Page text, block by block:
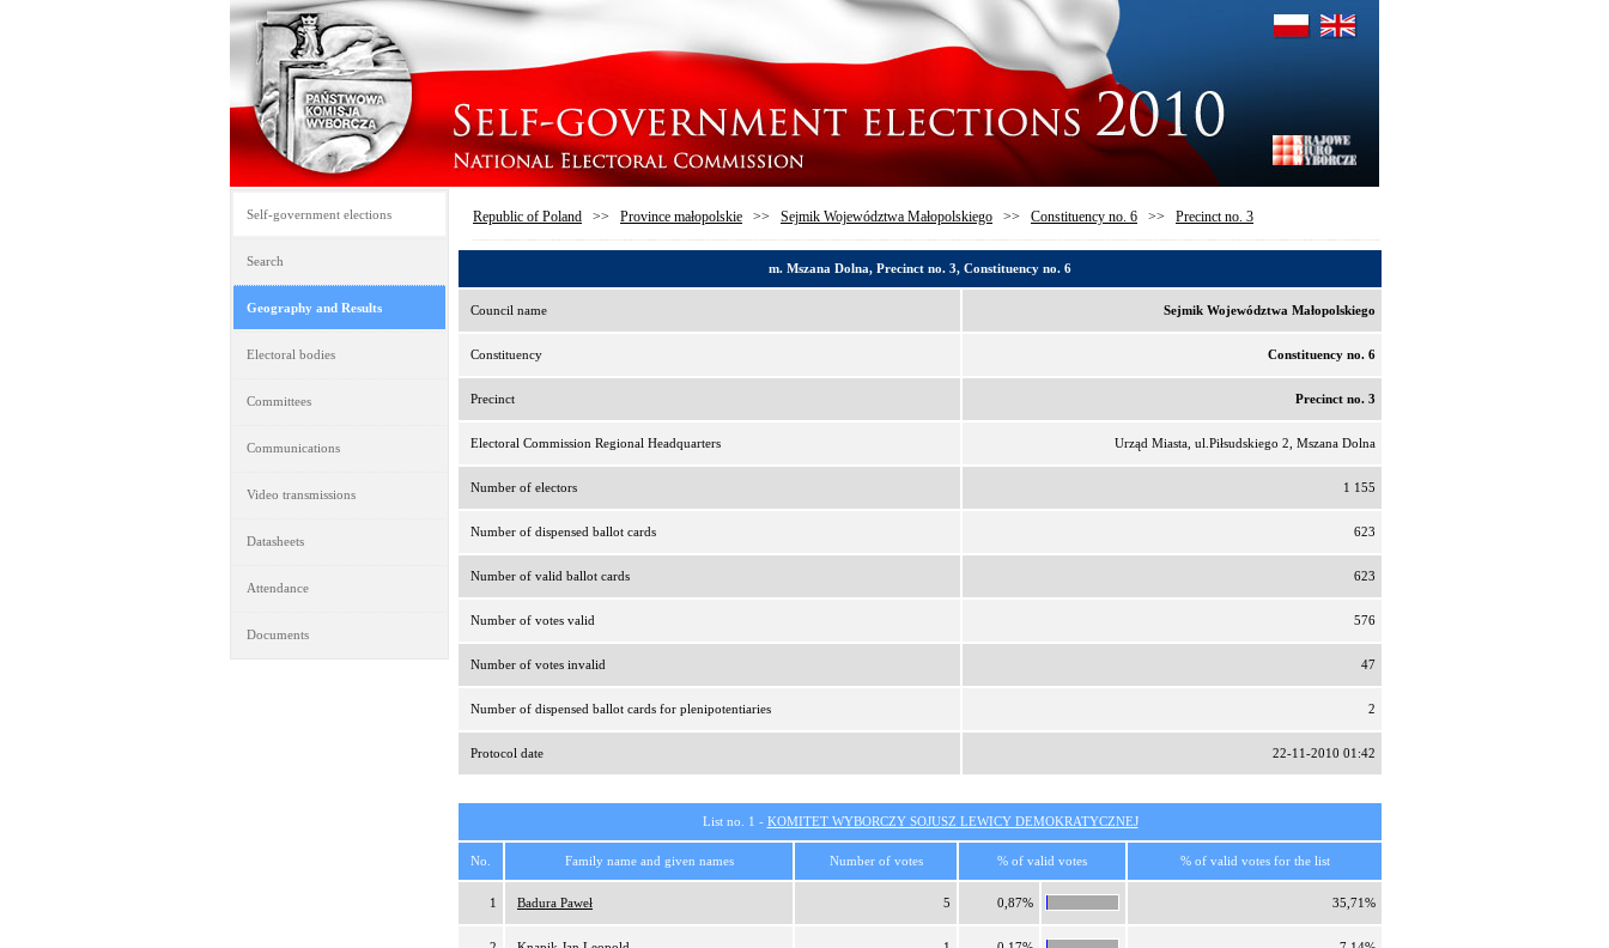
Self-government elections
Search
Geography and Results
Electoral bodies
Committees
Communications
Video transmissions
Datasheets
Attendance
Documents
Republic of Poland >> Province małopolskie >> Sejmik Województwa Małopolskiego >> Constituency no. 6 >> Precinct no. 3
m. Mszana Dolna, Precinct no. 3, Constituency no. 6
Council name Sejmik Województwa Małopolskiego
Constituency Constituency no. 6
Precinct Precinct no. 3
Electoral Commission Regional Headquarters Urząd Miasta, ul.Piłsudskiego 2, Mszana Dolna
Number of electors 1 155
Number of dispensed ballot cards 623
Number of valid ballot cards 623
Number of votes valid 576
Number of votes invalid 47
Number of dispensed ballot cards for plenipotentiaries 2
Protocol date 22-11-2010 01:42
List no. 1 - KOMITET WYBORCZY SOJUSZ LEWICY DEMOKRATYCZNEJ
No. Family name and given names Number of votes % of valid votes % of valid votes for the list
1 Badura Paweł 5 0,87% 35,71%